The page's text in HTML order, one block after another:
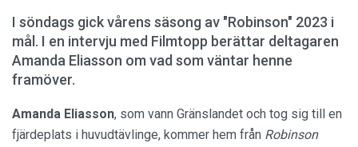
I söndags gick vårens säsong av "Robinson" 2023 i
mål. I en intervju med Filmtopp berättar deltagaren
Amanda Eliasson om vad som väntar henne
framöver.
Amanda Eliasson, som vann Gränslandet och tog sig till en
fjärdeplats i huvudtävlinge, kommer hem från Robinson